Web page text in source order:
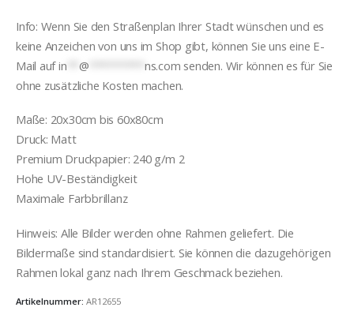
Info: Wenn Sie den Straßenplan Ihrer Stadt wünschen und es
keine Anzeichen von uns im Shop gibt, können Sie uns eine E-
Mail aufin **@ ns.com senden. Wir können es für Sie
ohne zusätzliche Kosten machen.
Maße: 20x30cm bis 60x80cm
Druck: Matt
Premium Druckpapier: 240 g/m 2
Hohe UV-Beständigkeit
Maximale Farbbrillanz
Hinweis: Alle Bilder werden ohne Rahmen geliefert. Die
Bildermaße sind standardisiert. Sie können die dazugehörigen
Rahmen lokal ganz nach Ihrem Geschmack beziehen.
Artikelnummer: AR12655